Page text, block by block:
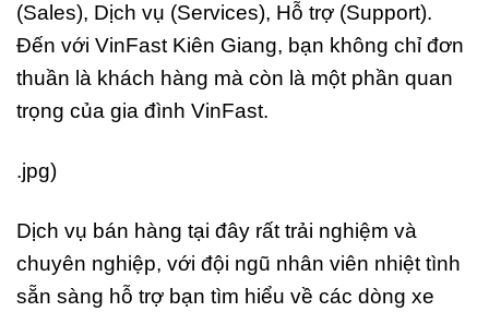
(Sales), Dịch vụ (Services), Hỗ trợ (Support).
Đến với VinFast Kiên Giang, bạn không chỉ đơn
thuần là khách hàng mà còn là một phần quan
trọng của gia đình VinFast.
.jpg)
Dịch vụ bán hàng tại đây rất trải nghiệm và
chuyên nghiệp, với đội ngũ nhân viên nhiệt tình
sẵn sàng hỗ trợ bạn tìm hiểu về các dòng xe